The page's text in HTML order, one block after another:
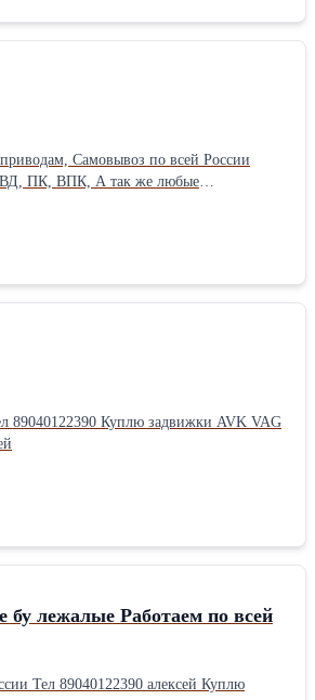
Самовывоз по всей России
89040122390 Куплю задвижки AVK VAG
лежалые Работаем по всей